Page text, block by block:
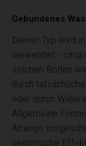
Gebundenes
Dieser Typ wird
verwendet - circa
solchen Böden
durch
oder durch
Allgemeine
Arrango
seismische